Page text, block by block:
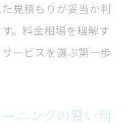
見積もりが妥当か判
。料金相場を理解す
ービスを選ぶ第一歩
ニングの賢い判